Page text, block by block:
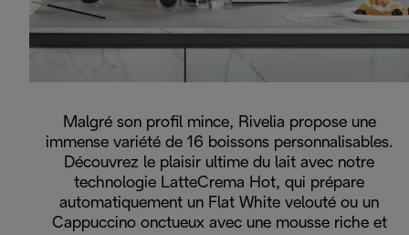
Malgré son profil mince, Rivelia propose une
immense variété de 16 boissons personnalisables.
Découvrez le plaisir ultime du lait avec notre
technologie LatteCrema Hot, qui prépare
automatiquement un Flat White velouté ou un
Cappuccino onctueux avec une mousse riche et